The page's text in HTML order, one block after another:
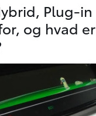
Plug-in
og hvad er